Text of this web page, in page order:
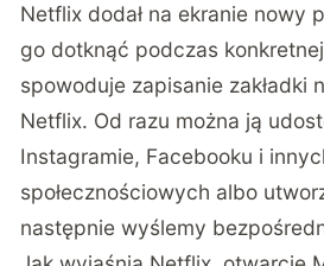
Netflix dodał na ekranie nowy
go dotknąć podczas
spowoduje zapisanie zakładki
Netflix. Od razu można ją
Instagramie, Facebooku i
społecznościowych albo
następnie wyślemy